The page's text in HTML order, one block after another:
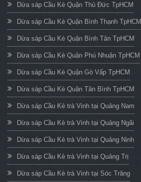
Dừa sáp Cầu Kè Quận Thủ Đức TpHCM
Dừa sáp Cầu Kè Quận Bình Thạnh TpHCM
Dừa sáp Cầu Kè Quận Bình Tân TpHCM
Dừa sáp Cầu Kè Quận Phú Nhuận TpHCM
Dừa sáp Cầu Kè Quận Gò Vấp TpHCM
Dừa sáp Cầu Kè Quận Tân Bình TpHCM
Dừa sáp Cầu Kè trà Vinh tại Quảng Nam
Dừa sáp Cầu Kè trà Vinh tại Quảng Ngãi
Dừa sáp Cầu Kè trà Vinh tại Quảng Ninh
Dừa sáp Cầu Kè trà Vinh tại Quảng Trị
Dừa sáp Cầu Kè trà Vinh tại Sóc Trăng